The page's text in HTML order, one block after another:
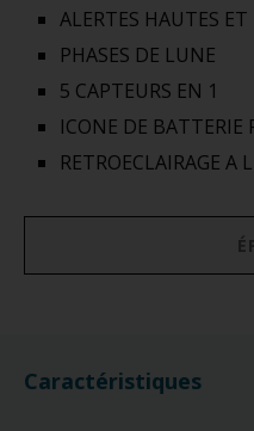
ALERTES HAUTES
PHASES DE LUNE
5 CAPTEURS EN 1
ICONE DE BATTERIE
RETROECLAIRAGE A
Caractéristiques